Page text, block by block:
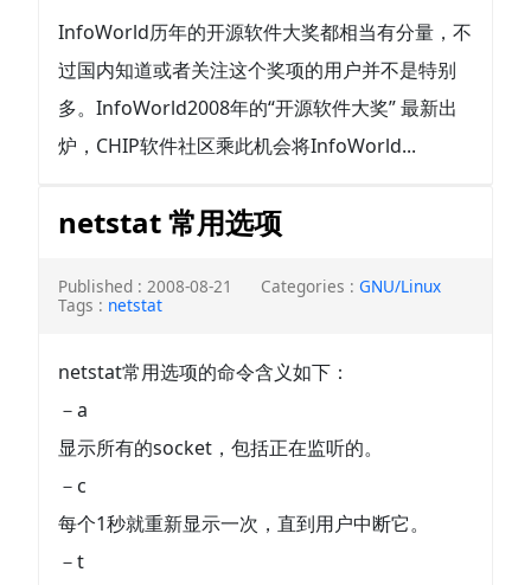
InfoWorld历年的开源软件大奖都相当有分量，不
过国内知道或者关注这个奖项的用户并不是特别
多。InfoWorld2008年的“开源软件大奖” 最新出
炉，CHIP软件社区乘此机会将InfoWorld...
netstat 常用选项
Published : 2008-08-21 Categories : GNU/Linux
Tags : netstat
netstat常用选项的命令含义如下：
－a
显示所有的socket，包括正在监听的。
－c
每个1秒就重新显示一次，直到用户中断它。
－t